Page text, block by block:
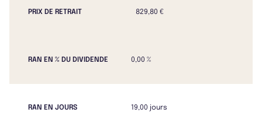
PRIX DE RETRAIT 829,80 €
RAN EN % DU DIVIDENDE 0,00 %
RAN EN JOURS 19,00 jours